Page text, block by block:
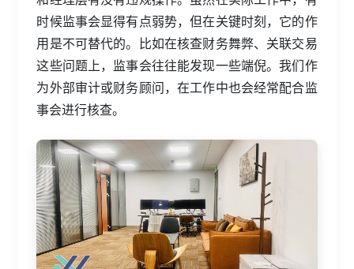
时候监事会显得有点弱势，但在关键时刻，它的作
用是不可替代的。比如在核查财务舞弊、关联交易
这些问题上，监事会往往能发现一些端倪。我们作
为外部审计或财务顾问，在工作中也会经常配合监
事会进行核查。